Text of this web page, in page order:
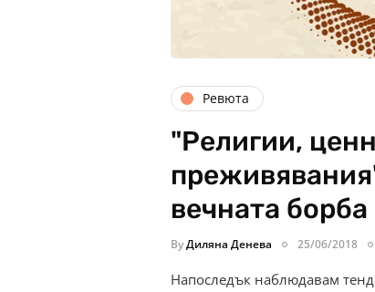
Ревюта
"Религии,
вечната
ByДиляна Денева 25/06/2018
Напоследък наблюдавам